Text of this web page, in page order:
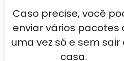
Caso precise, você
enviar vários pacotes
uma vez só e sem sair
casa.